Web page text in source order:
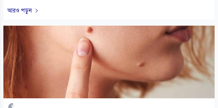
আরও পড়ুন